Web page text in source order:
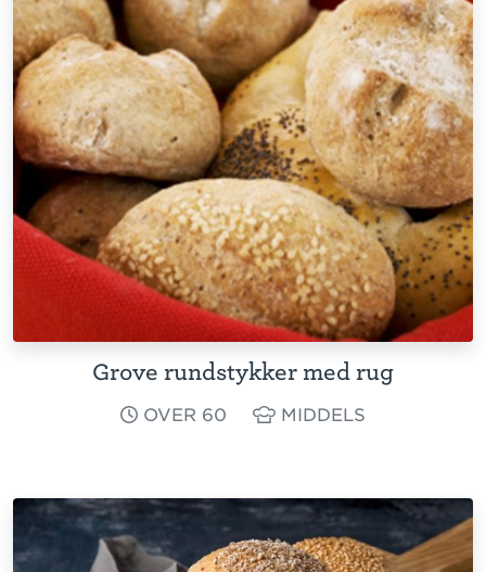
Grove rundstykker med rug
OVER 60 MIDDELS